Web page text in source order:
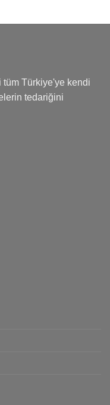
tüm Türkiye'ye kendi
tedariğini